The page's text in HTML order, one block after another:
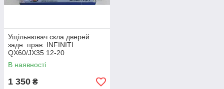
Ущільнювач скла дверей
задн. прав. INFINITI
QX60/JX35 12-20
В наявності
1 350 ₴